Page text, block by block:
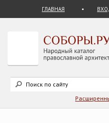
ГЛАВНАЯ